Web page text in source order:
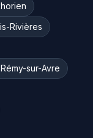
Rivières
sur-Avre